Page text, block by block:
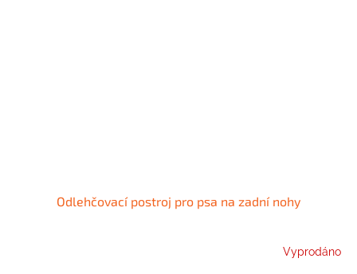
Odlehčovací postroj pro psa na zadní nohy
Vyprodáno